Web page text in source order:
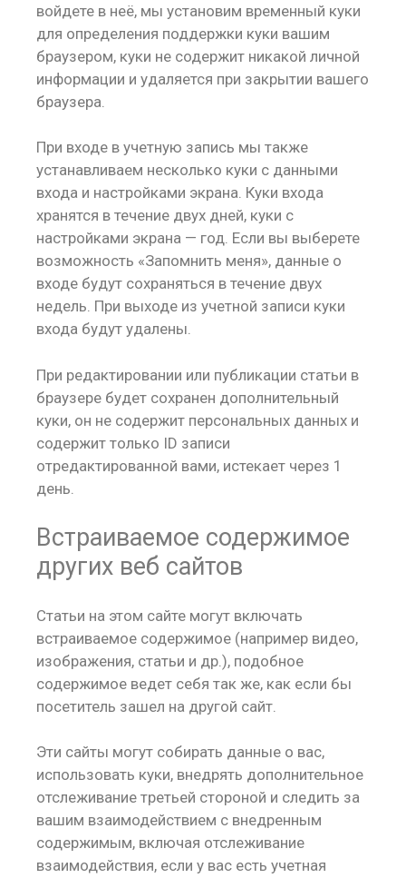
войдете в неё, мы установим временный куки
для определения поддержки куки вашим
браузером, куки не содержит никакой личной
информации и удаляется при закрытии вашего
браузера.
При входе в учетную запись мы также
устанавливаем несколько куки с данными
входа и настройками экрана. Куки входа
хранятся в течение двух дней, куки с
настройками экрана — год. Если вы выберете
возможность «Запомнить меня», данные о
входе будут сохраняться в течение двух
недель. При выходе из учетной записи куки
входа будут удалены.
При редактировании или публикации статьи в
браузере будет сохранен дополнительный
куки, он не содержит персональных данных и
содержит только ID записи
отредактированной вами, истекает через 1
день.
Встраиваемое содержимое
других веб сайтов
Статьи на этом сайте могут включать
встраиваемое содержимое (например видео,
изображения, статьи и др.), подобное
содержимое ведет себя так же, как если бы
посетитель зашел на другой сайт.
Эти сайты могут собирать данные о вас,
использовать куки, внедрять дополнительное
отслеживание третьей стороной и следить за
вашим взаимодействием с внедренным
содержимым, включая отслеживание
взаимодействия, если у вас есть учетная